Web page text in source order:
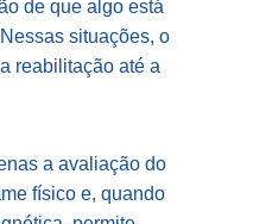
de que algo está
situações, o
reabilitação até a
a avaliação do
físico e, quando